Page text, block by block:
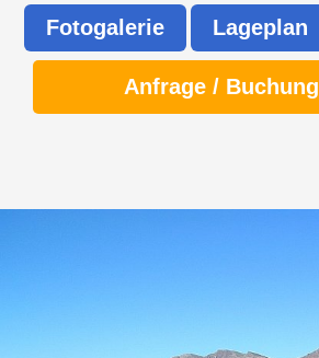
Fotogalerie Lageplan
Anfrage / Buchung